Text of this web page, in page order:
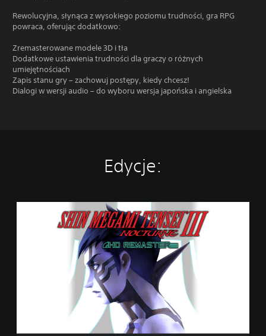
Rewolucyjna, słynąca z wysokiego poziomu trudności, gra RPG
powraca, oferując dodatkowo:
Zremasterowane modele 3D i tła
Dodatkowe ustawienia trudności dla graczy o różnych
umiejętnościach
Zapis stanu gry – zachowuj postępy, kiedy chcesz!
Dialogi w wersji audio – do wyboru wersja japońska i angielska
Edycje:
a